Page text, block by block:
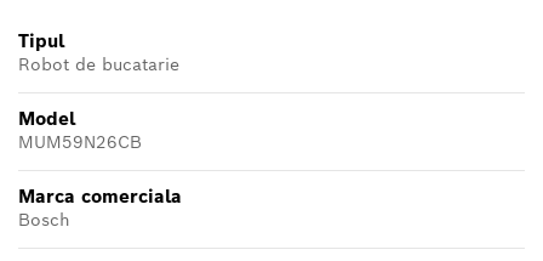
Tipul
Robot de bucatarie
Model
MUM59N26CB
Marca comerciala
Bosch